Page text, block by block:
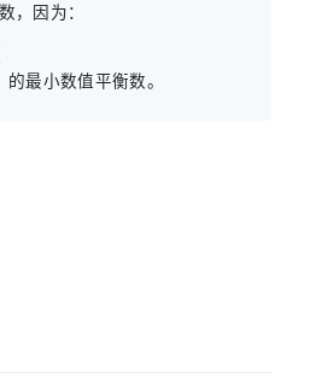
，因为：